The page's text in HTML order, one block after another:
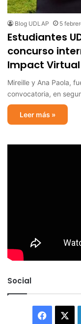
Blog UDLAP 5
Estudiantes
concurso
Impact
Mireille y Ana Paola,
convocatoria, en
Leer más »
Social